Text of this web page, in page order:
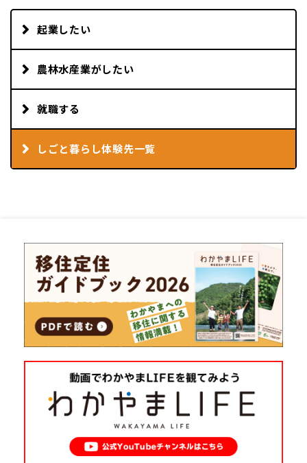
起業したい
農林水産業がしたい
就職する
しごと暮らし体験先一覧